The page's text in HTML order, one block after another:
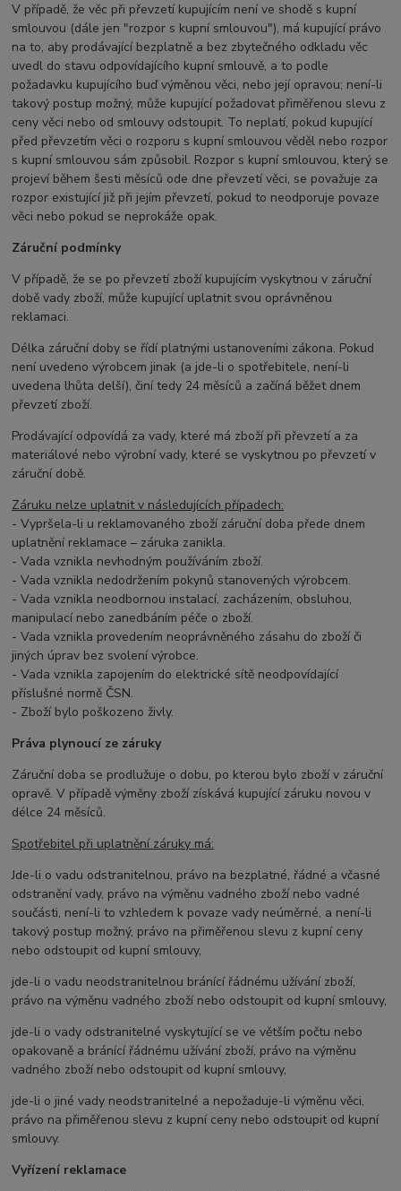
V případě, že věc při převzetí kupujícím není ve shodě s kupní
smlouvou (dále jen "rozpor s kupní smlouvou"), má kupující právo
na to, aby prodávající bezplatně a bez zbytečného odkladu věc
uvedl do stavu odpovídajícího kupní smlouvě, a to podle
požadavku kupujícího buď výměnou věci, nebo její opravou; není-li
takový postup možný, může kupující požadovat přiměřenou slevu z
ceny věci nebo od smlouvy odstoupit. To neplatí, pokud kupující
před převzetím věci o rozporu s kupní smlouvou věděl nebo rozpor
s kupní smlouvou sám způsobil. Rozpor s kupní smlouvou, který se
projeví během šesti měsíců ode dne převzetí věci, se považuje za
rozpor existující již při jejím převzetí, pokud to neodporuje povaze
věci nebo pokud se neprokáže opak.
Záruční podmínky
V případě, že se po převzetí zboží kupujícím vyskytnou v záruční
době vady zboží, může kupující uplatnit svou oprávněnou
reklamaci.
Délka záruční doby se řídí platnými ustanoveními zákona. Pokud
není uvedeno výrobcem jinak (a jde-li o spotřebitele, není-li
uvedena lhůta delší), činí tedy 24 měsíců a začíná běžet dnem
převzetí zboží.
Prodávající odpovídá za vady, které má zboží při převzetí a za
materiálové nebo výrobní vady, které se vyskytnou po převzetí v
záruční době.
Záruku nelze uplatnit v následujících případech:
- Vypršela-li u reklamovaného zboží záruční doba přede dnem
uplatnění reklamace – záruka zanikla.
- Vada vznikla nevhodným používáním zboží.
- Vada vznikla nedodržením pokynů stanovených výrobcem.
- Vada vznikla neodbornou instalací, zacházením, obsluhou,
manipulací nebo zanedbáním péče o zboží.
- Vada vznikla provedením neoprávněného zásahu do zboží či
jiných úprav bez svolení výrobce.
- Vada vznikla zapojením do elektrické sítě neodpovídající
příslušné normě ČSN.
- Zboží bylo poškozeno živly.
Práva plynoucí ze záruky
Záruční doba se prodlužuje o dobu, po kterou bylo zboží v záruční
opravě. V případě výměny zboží získává kupující záruku novou v
délce 24 měsíců.
Spotřebitel při uplatnění záruky má:
Jde-li o vadu odstranitelnou, právo na bezplatné, řádné a včasné
odstranění vady, právo na výměnu vadného zboží nebo vadné
součásti, není-li to vzhledem k povaze vady neúměrné, a není-li
takový postup možný, právo na přiměřenou slevu z kupní ceny
nebo odstoupit od kupní smlouvy,
jde-li o vadu neodstranitelnou bránící řádnému užívání zboží,
právo na výměnu vadného zboží nebo odstoupit od kupní smlouvy,
jde-li o vady odstranitelné vyskytující se ve větším počtu nebo
opakovaně a bránící řádnému užívání zboží, právo na výměnu
vadného zboží nebo odstoupit od kupní smlouvy,
jde-li o jiné vady neodstranitelné a nepožaduje-li výměnu věci,
právo na přiměřenou slevu z kupní ceny nebo odstoupit od kupní
smlouvy.
Vyřízení reklamace